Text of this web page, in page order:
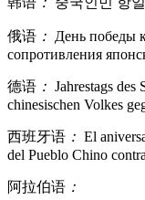
俄语 ： День победы
сопротивления
德语 ： Jahrestags des
chinesischen Volkes
西班牙语 ： El
del Pueblo Chino
阿拉伯语 ：